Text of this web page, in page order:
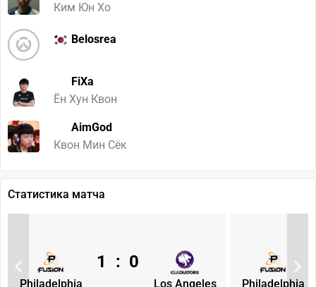
Ким Юн Хо
Belosrea
FiXa
Ён Хун Квон
AimGod
Квон Мин Cёк
Статистика матча
Philadelphia Los Angeles
1 : 0
Philadelphia